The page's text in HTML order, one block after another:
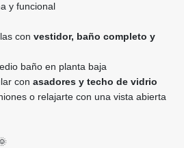
y funcional
con vestidor, baño completo y
baño en planta baja
con asadores y techo de vidrio
o relajarte con una vista abierta